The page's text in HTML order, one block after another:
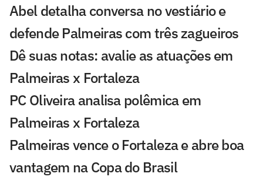
Abel detalha conversa no vestiário e
defende Palmeiras com três zagueiros
Dê suas notas: avalie as atuações em
Palmeiras x Fortaleza
PC Oliveira analisa polêmica em
Palmeiras x Fortaleza
Palmeiras vence o Fortaleza e abre boa
vantagem na Copa do Brasil